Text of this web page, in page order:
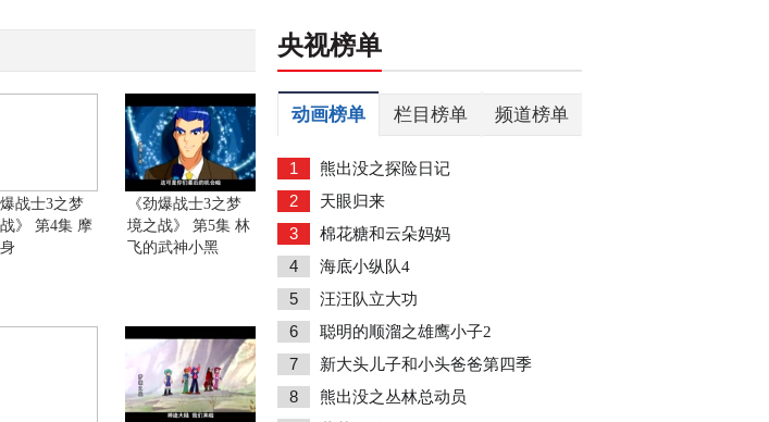
爆战士3之梦
》 第4集 摩
《劲爆战士3之梦
境之战》 第5集 林
飞的武神小黑
央视榜单
动画榜单 栏目榜单 频道榜单
1 熊出没之探险日记
2 天眼归来
3 棉花糖和云朵妈妈
4 海底小纵队4
5 汪汪队立大功
6 聪明的顺溜之雄鹰小子2
7 新大头儿子和小头爸爸第四季
8 熊出没之丛林总动员